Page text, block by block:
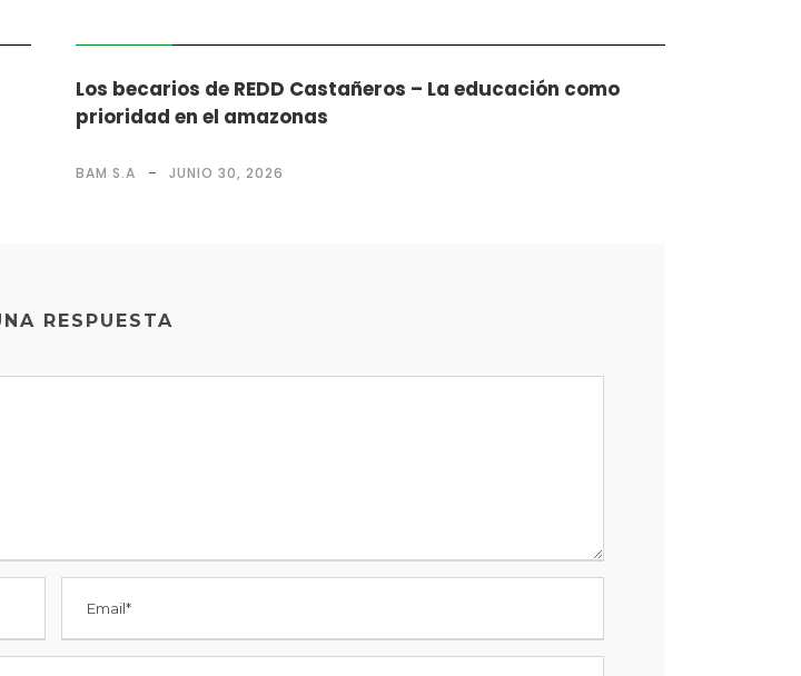
Los becarios de REDD Castañeros – La educación como
prioridad en el amazonas
BAM S.A JUNIO 30, 2026
RESPUESTA